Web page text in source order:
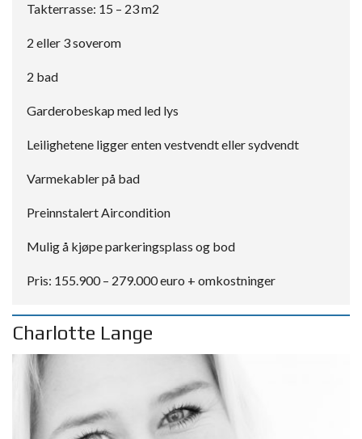
Takterrasse: 15 – 23 m2
2 eller 3 soverom
2 bad
Garderobeskap med led lys
Leilighetene ligger enten vestvendt eller sydvendt
Varmekabler på bad
Preinnstalert Aircondition
Mulig å kjøpe parkeringsplass og bod
Pris: 155.900 – 279.000 euro + omkostninger
Charlotte Lange